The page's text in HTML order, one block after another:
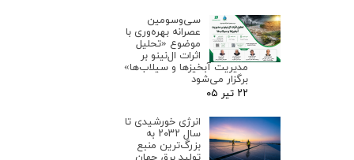
سی‌وسومین
عصرانه بهره‌وری با
موضوع «تحلیل
اثرات ال‌نینو بر
مدیریت آبخیزها و سیلاب‌ها»
برگزار می‌شود
۲۲ تیر ۰۵
انرژی خورشیدی تا
سال ۲۰۳۲ به
بزرگ‌ترین منبع